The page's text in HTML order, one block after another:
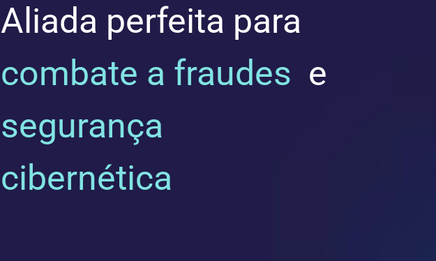
Aliada perfeita para
combate a fraudes e
segurança
cibernética